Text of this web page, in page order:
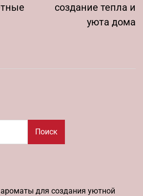
создание тепла и
уюта дома
Поиск
для создания уютной